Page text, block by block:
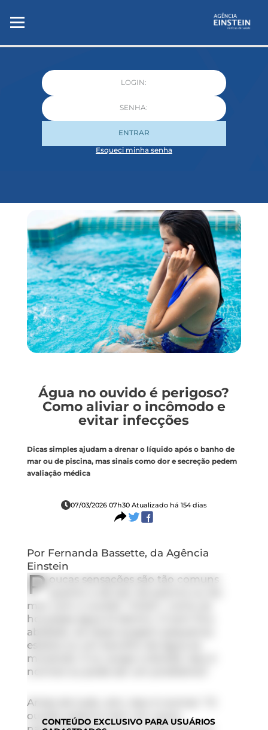
ENTRAR
Esqueci minha senha
Água no ouvido é perigoso?
Como aliviar o incômodo e
evitar infecções
Dicas simples ajudam a drenar o líquido após o banho de
mar ou de piscina, mas sinais como dor e secreção pedem
avaliação médica
07/03/2026 07h30 Atualizado há 154 dias
Por Fernanda Bassette, da Agência
Einstein
P oucas sensações são tão comuns
mar com o ouvido “cheio”, como se
houvesse água lá dentro. O som fica
abafado, às vezes surgem pequenos
estalos ou um barulho de água se
movendo. E aí, surge a dúvida: isso é
normal ou pode ser um problema?
Antes de tudo, sim, isso é normal. “O
ouvido externo tem um canal
CONTEÚDO EXCLUSIVO PARA USUÁRIOS